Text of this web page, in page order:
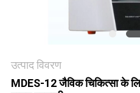
उत्पाद विवरण
MDES-12 जैविक चिकित्सा के